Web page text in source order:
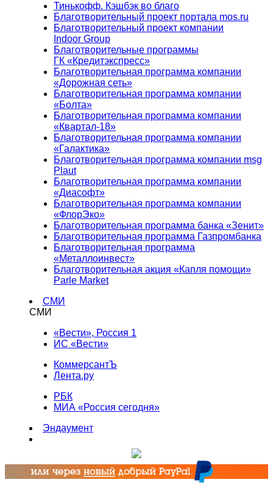
Тинькофф. Кэшбэк во благо
Благотворительный проект портала mos.ru
Благотворительный проект компании
Indoor Group
Благотворительные программы
ГК «Кредитэкспресс»
Благотворительная программа компании
«Дорожная сеть»
Благотворительная программа компании
«Болта»
Благотворительная программа компании
«Квартал-18»
Благотворительная программа компании
«Галактика»
Благотворительная программа компании msg
Plaut
Благотворительная программа компании
«Диасофт»
Благотворительная программа компании
«ФлорЭко»
Благотворительная программа банка «Зенит»
Благотворительная программа Газпромбанка
Благотворительная программа
«Металлоинвест»
Благотворительная акция «Капля помощи»
Parle Market
СМИ
СМИ
«Вести», Россия 1
ИС «Вести»
КоммерсантЪ
Лента.ру
РБК
МИА «Россия сегодня»
Эндаумент